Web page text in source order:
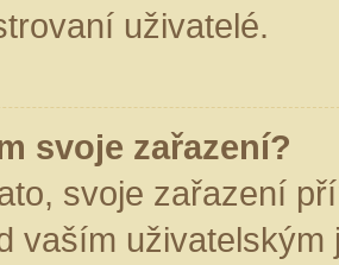
uživatelé.
svoje zařazení?
svoje zařazení
vaším